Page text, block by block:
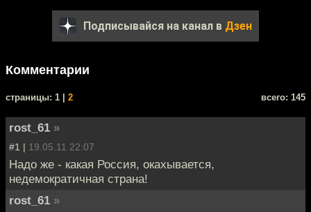
Подписывайся на канал в Дзен
Комментарии
cтраницы: 1 | 2 всего: 145
rost_61 »
#1 | 19.05.11 22:07
Надо же - какая Россия, окахывается,
недемократичная страна!
rost_61 »